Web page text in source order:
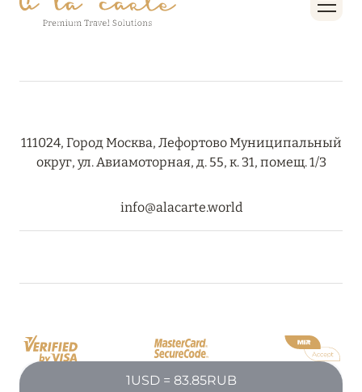
111024, Город Москва, Лефортово Муниципальный
округ, ул. Авиамоторная, д. 55, к. 31, помещ. 1/3
info@alacarte.world
1USD = 83.85RUB